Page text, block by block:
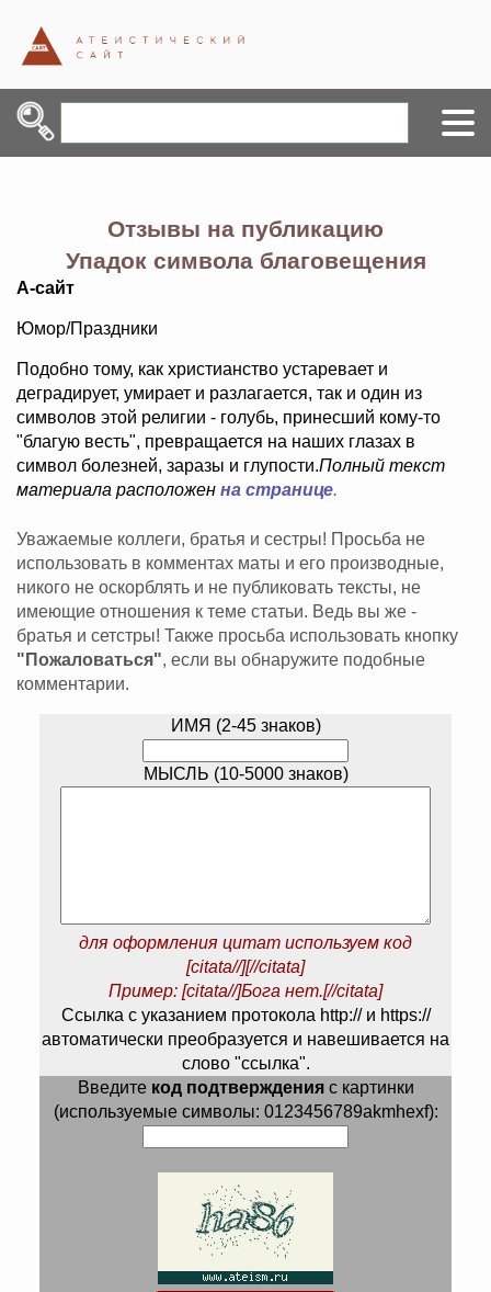
Отзывы на публикацию
Упадок символа благовещения
А-сайт
Юмор/Праздники
Подобно тому, как христианство устаревает и
деградирует, умирает и разлагается, так и один из
символов этой религии - голубь, принесший кому-то
"благую весть", превращается на наших глазах в
символ болезней, заразы и глупости.Полный текст
материала расположен на странице.
Уважаемые коллеги, братья и сестры! Просьба не
использовать в комментах маты и его производные,
никого не оскорблять и не публиковать тексты, не
имеющие отношения к теме статьи. Ведь вы же -
братья и сетстры! Также просьба использовать кнопку
"Пожаловаться", если вы обнаружите подобные
комментарии.
ИМЯ (2-45 знаков)
МЫСЛЬ (10-5000 знаков)
для оформления цитат используем код
[citata//][//citata]
Пример: [citata//]Бога нет.[//citata]
Ссылка с указанием протокола http:// и https://
автоматически преобразуется и навешивается на
слово "ссылка".
Введите код подтвержденияс картинки
(используемые символы: 0123456789akmhexf):